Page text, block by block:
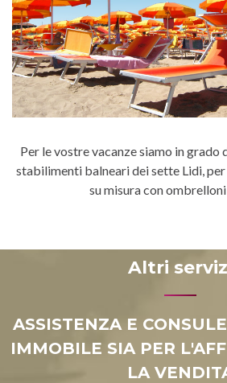
Per le vostre vacanze siamo in
stabilimenti balneari dei sette Lidi,
su misura con
Altri
ASSISTENZA E
IMMOBILE SIA PER
LA